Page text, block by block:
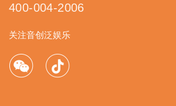
400-004-2006
关注音创泛娱乐